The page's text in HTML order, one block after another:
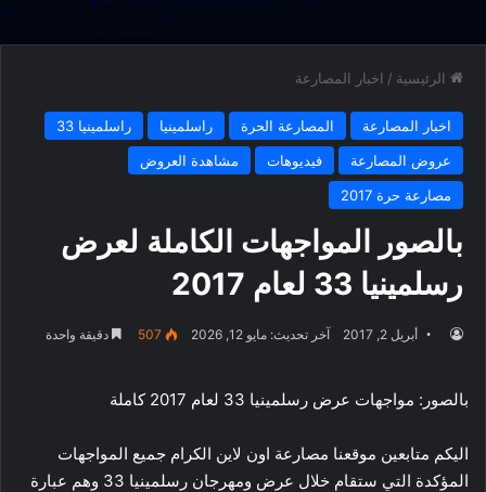
الرئيسية / اخبار المصارعة
اخبار المصارعة المصارعة الحرة راسلمينيا
راسلمينيا 33
عروض المصارعة
فيديوهات
مشاهدة العروض
مصارعة حرة 2017
بالصور المواجهات الكاملة لعرض
رسلمينيا 33 لعام 2017
أبريل 2, 2017 آخر تحديث: مايو 12, 2026 507 دقيقة واحدة
بالصور: مواجهات عرض رسلمينيا 33 لعام 2017 كاملة
اليكم متابعين موقعنا مصارعة اون لاين الكرام جميع المواجهات
المؤكدة التي ستقام خلال عرض ومهرجان رسلمينيا 33 وهم عبارة